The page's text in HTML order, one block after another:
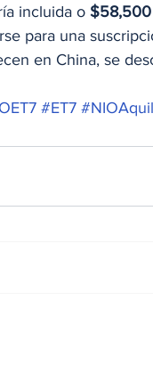
incluida o $58,500
para una
en China, se
#ET7